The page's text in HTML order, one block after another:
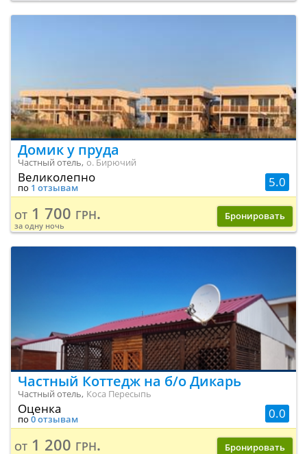
Домик у пруда
Частный отель, о. Бирючий
5.0
Великолепно
по 1 отзывам
от 1 700 грн.
за одну ночь
Бронировать
Частный Коттедж на б/о Дикарь
Частный отель, Коса Пересыпь
0.0
Оценка
по 0 отзывам
от 1 200 грн. Бронировать